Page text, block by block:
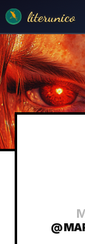
literunico
@